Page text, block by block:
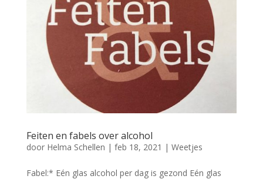
Feiten en fabels over alcohol
door Helma Schellen | feb 18, 2021 | Weetjes
Fabel:* Eén glas alcohol per dag is gezond Eén glas